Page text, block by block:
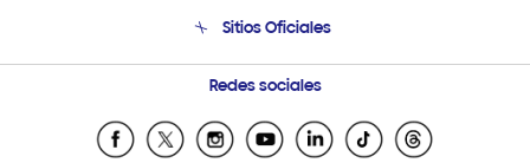
Seguimiento de tu pedido
Condiciones de Compra
Soporte vía eMail
Preguntas Frecuentes
Sitios Oficiales
Samsung Costa Rica
Samsung Ecuador
Samsung El Salvador
Redes sociales